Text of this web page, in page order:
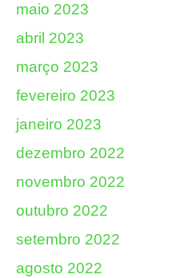
maio 2023
abril 2023
março 2023
fevereiro 2023
janeiro 2023
dezembro 2022
novembro 2022
outubro 2022
setembro 2022
agosto 2022